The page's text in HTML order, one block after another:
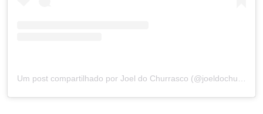
Um post compartilhado por Joel do Churrasco (@joeldochurrasco)